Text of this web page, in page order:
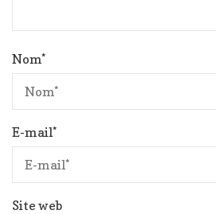
Nom*
E-mail*
Site web